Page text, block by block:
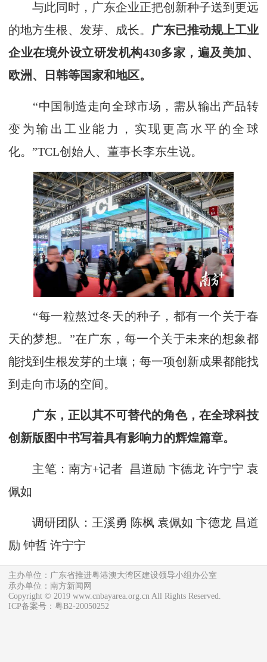
与此同时，广东企业正把创新种子送到更远
的地方生根、发芽、成长。 广东已推动规上工业
企业在境外设立研发机构430多家，遍及美加、
欧洲、日韩等国家和地区。
“中国制造走向全球市场，需从输出产品转
变为输出工业能力，实现更高水平的全球
化。”TCL创始人、董事长李东生说。
“每一粒熬过冬天的种子，都有一个关于春
天的梦想。”在广东，每一个关于未来的想象都
能找到生根发芽的土壤；每一项创新成果都能找
到走向市场的空间。
广东，正以其不可替代的角色，在全球科技
创新版图中书写着具有影响力的辉煌篇章。
主笔：南方+记者 昌道励 卞德龙 许宁宁 袁
佩如
调研团队：王溪勇 陈枫 袁佩如 卞德龙 昌道
励 钟哲 许宁宁
主办单位：广东省推进粤港澳大湾区建设领导小组办公室
承办单位：南方新闻网
Copyright © 2019 www.cnbayarea.org.cn All Rights Reserved.
ICP备案号：粤B2-20050252